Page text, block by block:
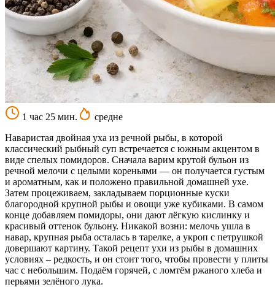
1 час 25 мин.
средне
Наваристая двойная уха из речной рыбы, в которой
классический рыбный суп встречается с южным акцентом в
виде спелых помидоров. Сначала варим крутой бульон из
речной мелочи с целыми кореньями — он получается густым
и ароматным, как и положено правильной домашней ухе.
Затем процеживаем, закладываем порционные куски
благородной крупной рыбы и овощи уже кубиками. В самом
конце добавляем помидоры, они дают лёгкую кислинку и
красивый оттенок бульону. Никакой возни: мелочь ушла в
навар, крупная рыба осталась в тарелке, а укроп с петрушкой
довершают картину. Такой рецепт ухи из рыбы в домашних
условиях – редкость, и он стоит того, чтобы провести у плиты
час с небольшим. Подаём горячей, с ломтём ржаного хлеба и
перьями зелёного лука.